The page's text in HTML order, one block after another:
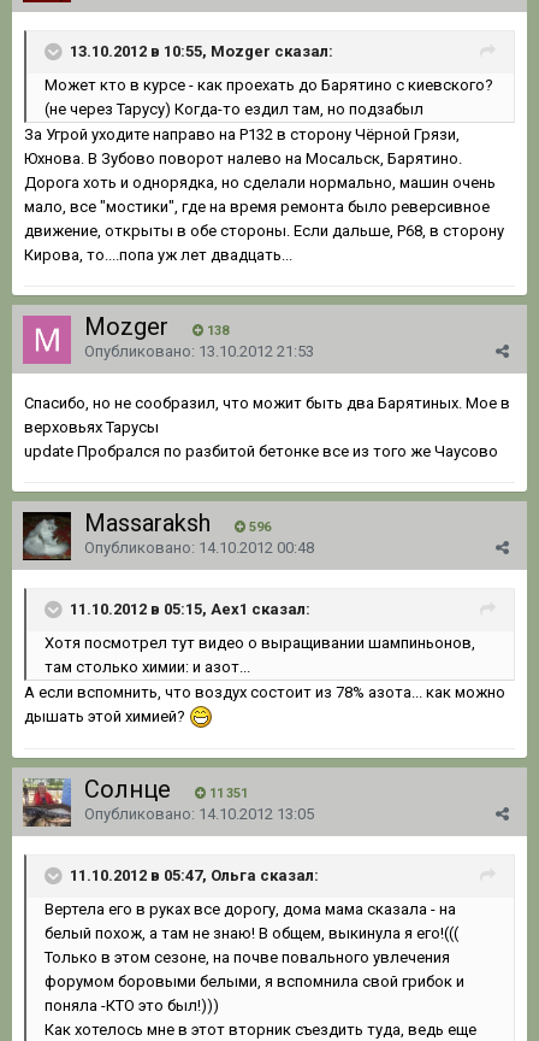
13.10.2012 в 10:55, Mozger сказал:
Может кто в курсе - как проехать до Барятино с киевского?
(не через Тарусу) Когда-то ездил там, но подзабыл
За Угрой уходите направо на Р132 в сторону Чёрной Грязи,
Юхнова. В Зубово поворот налево на Мосальск, Барятино.
Дорога хоть и однорядка, но сделали нормально, машин очень
мало, все "мостики", где на время ремонта было реверсивное
движение, открыты в обе стороны. Если дальше, Р68, в сторону
Кирова, то....попа уж лет двадцать...
Mozger 138
Опубликовано: 13.10.2012 21:53
Спасибо, но не сообразил, что можит быть два Барятиных. Мое в
верховьях Тарусы
update Пробрался по разбитой бетонке все из того же Чаусово
Massaraksh 596
Опубликовано: 14.10.2012 00:48
11.10.2012 в 05:15, Aex1 сказал:
Хотя посмотрел тут видео о выращивании шампиньонов,
там столько химии: и азот...
А если вспомнить, что воздух состоит из 78% азота... как можно
дышать этой химией?
Солнце 11 351
Опубликовано: 14.10.2012 13:05
11.10.2012 в 05:47, Ольга сказал:
Вертела его в руках все дорогу, дома мама сказала - на
белый похож, а там не знаю! В общем, выкинула я его!(((
Только в этом сезоне, на почве повального увлечения
форумом боровыми белыми, я вспомнила свой грибок и
поняла -КТО это был!)))
Как хотелось мне в этот вторник съездить туда, ведь еще